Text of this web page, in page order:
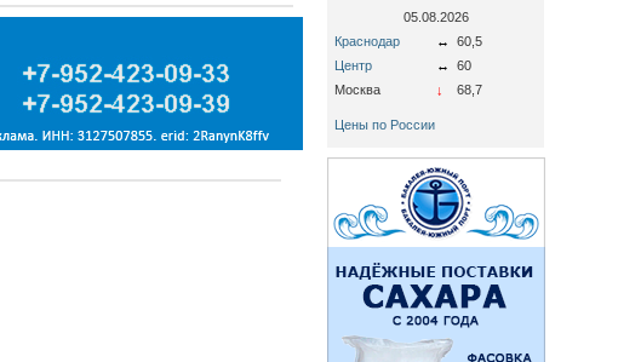
05.08.2026
Краснодар
↔
60,5
Центр
↔
60
Москва
↓ 68,7
Цены по России